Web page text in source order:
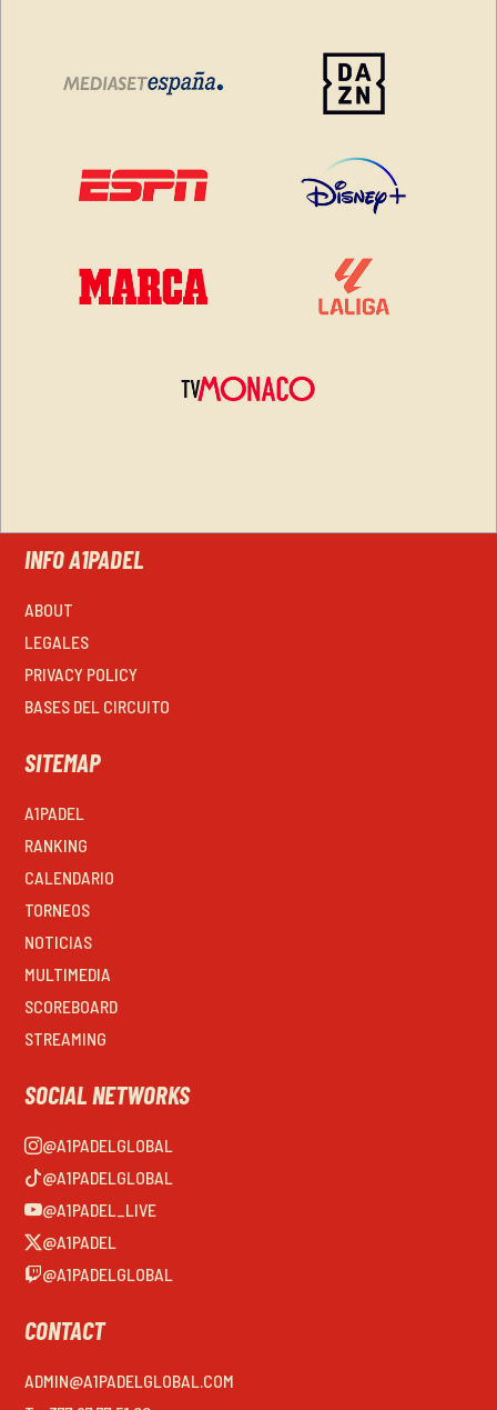
INFO A1PADEL
ABOUT
LEGALES
PRIVACY POLICY
BASES DEL CIRCUITO
SITEMAP
A1PADEL
RANKING
CALENDARIO
TORNEOS
NOTICIAS
MULTIMEDIA
SCOREBOARD
STREAMING
SOCIAL NETWORKS
@A1PADELGLOBAL
@A1PADELGLOBAL
@A1PADEL_LIVE
@A1PADEL
@A1PADELGLOBAL
CONTACT
ADMIN@A1PADELGLOBAL.COM